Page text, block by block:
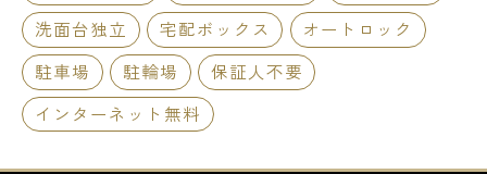
洗面台独立
宅配ボックス
オートロック
駐車場
駐輪場
保証人不要
インターネット無料